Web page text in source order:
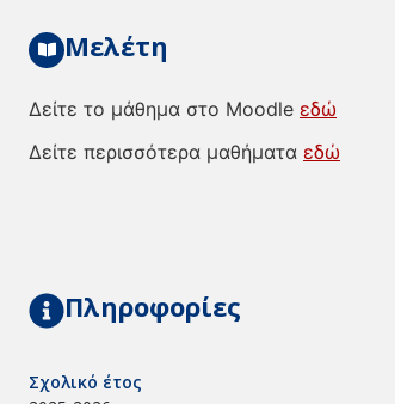
Μελέτη
Δείτε το μάθημα στο Moodle εδώ
Δείτε περισσότερα μαθήματα εδώ
Πληροφορίες
Σχολικό έτος